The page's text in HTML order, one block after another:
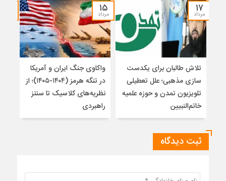
۱۷
مرداد
تلاش طالبان برای یکدست
سازی مذهبی؛ علل تعطیلی
تلویزیون تمدن و حوزه علمیه
خاتم‌النبیین
۱۵
مرداد
واکاوی جنگ ایران و آمریکا
در تنگه هرمز (۱۴۰۴-۱۴۰۵)؛ از
نظریه‌های کلاسیک تا سنتز
راهبردی
ثبت دیدگاه